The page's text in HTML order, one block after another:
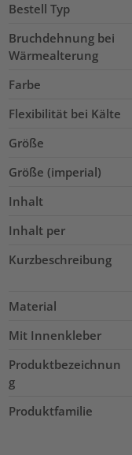
Bestell Typ
Bruchdehnung bei
Wärmealterung
Farbe
Flexibilität bei Kälte
Größe
Größe (imperial)
Inhalt
Inhalt per
Kurzbeschreibung
Material
Mit Innenkleber
Produktbezeichnun
g
Produktfamilie